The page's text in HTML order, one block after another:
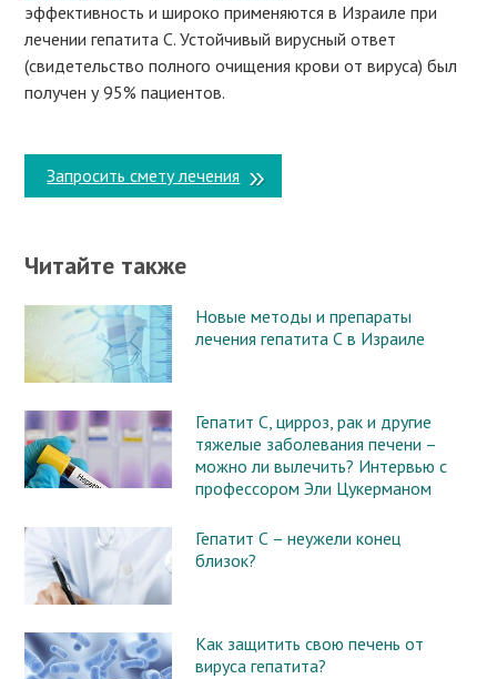
эффективность и широко применяются в Израиле при
лечении гепатита С. Устойчивый вирусный ответ
(свидетельство полного очищения крови от вируса) был
получен у 95% пациентов.
Запросить смету лечения
Читайте также
Новые методы и препараты
лечения гепатита С в Израиле
Гепатит С, цирроз, рак и другие
тяжелые заболевания печени –
можно ли вылечить? Интервью с
профессором Эли Цукерманом
Гепатит С – неужели конец
близок?
Как защитить свою печень от
вируса гепатита?